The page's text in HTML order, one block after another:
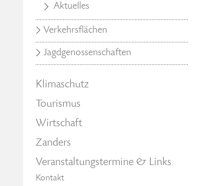
Aktuelles
Verkehrsflächen
Jagdgenossenschaften
Klimaschutz
Tourismus
Wirtschaft
Zanders
Veranstaltungstermine & Links
Kontakt